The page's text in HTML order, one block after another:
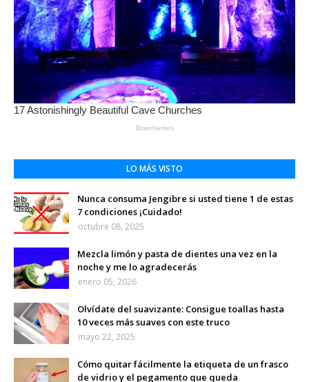
LO MÁS VISTO
Nunca consuma Jengibre si usted tiene 1 de estas
7 condiciones ¡Cuidado!
octubre 08, 2025
Mezcla limón y pasta de dientes una vez en la
noche y me lo agradecerás
enero 05, 2026
Olvídate del suavizante: Consigue toallas hasta
10 veces más suaves con este truco
mayo 22, 2025
Cómo quitar fácilmente la etiqueta de un frasco
de vidrio y el pegamento que queda